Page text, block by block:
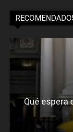
Qué espera